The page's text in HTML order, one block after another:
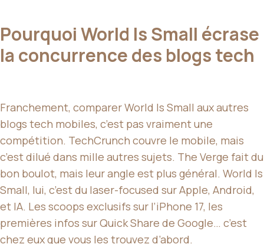
Pourquoi World Is Small écrase
la concurrence des blogs tech
Franchement, comparer World Is Small aux autres
blogs tech mobiles, c’est pas vraiment une
compétition. TechCrunch couvre le mobile, mais
c’est dilué dans mille autres sujets. The Verge fait du
bon boulot, mais leur angle est plus général. World Is
Small, lui, c’est du laser-focused sur Apple, Android,
et IA. Les scoops exclusifs sur l’iPhone 17, les
premières infos sur Quick Share de Google… c’est
chez eux que vous les trouvez d’abord.